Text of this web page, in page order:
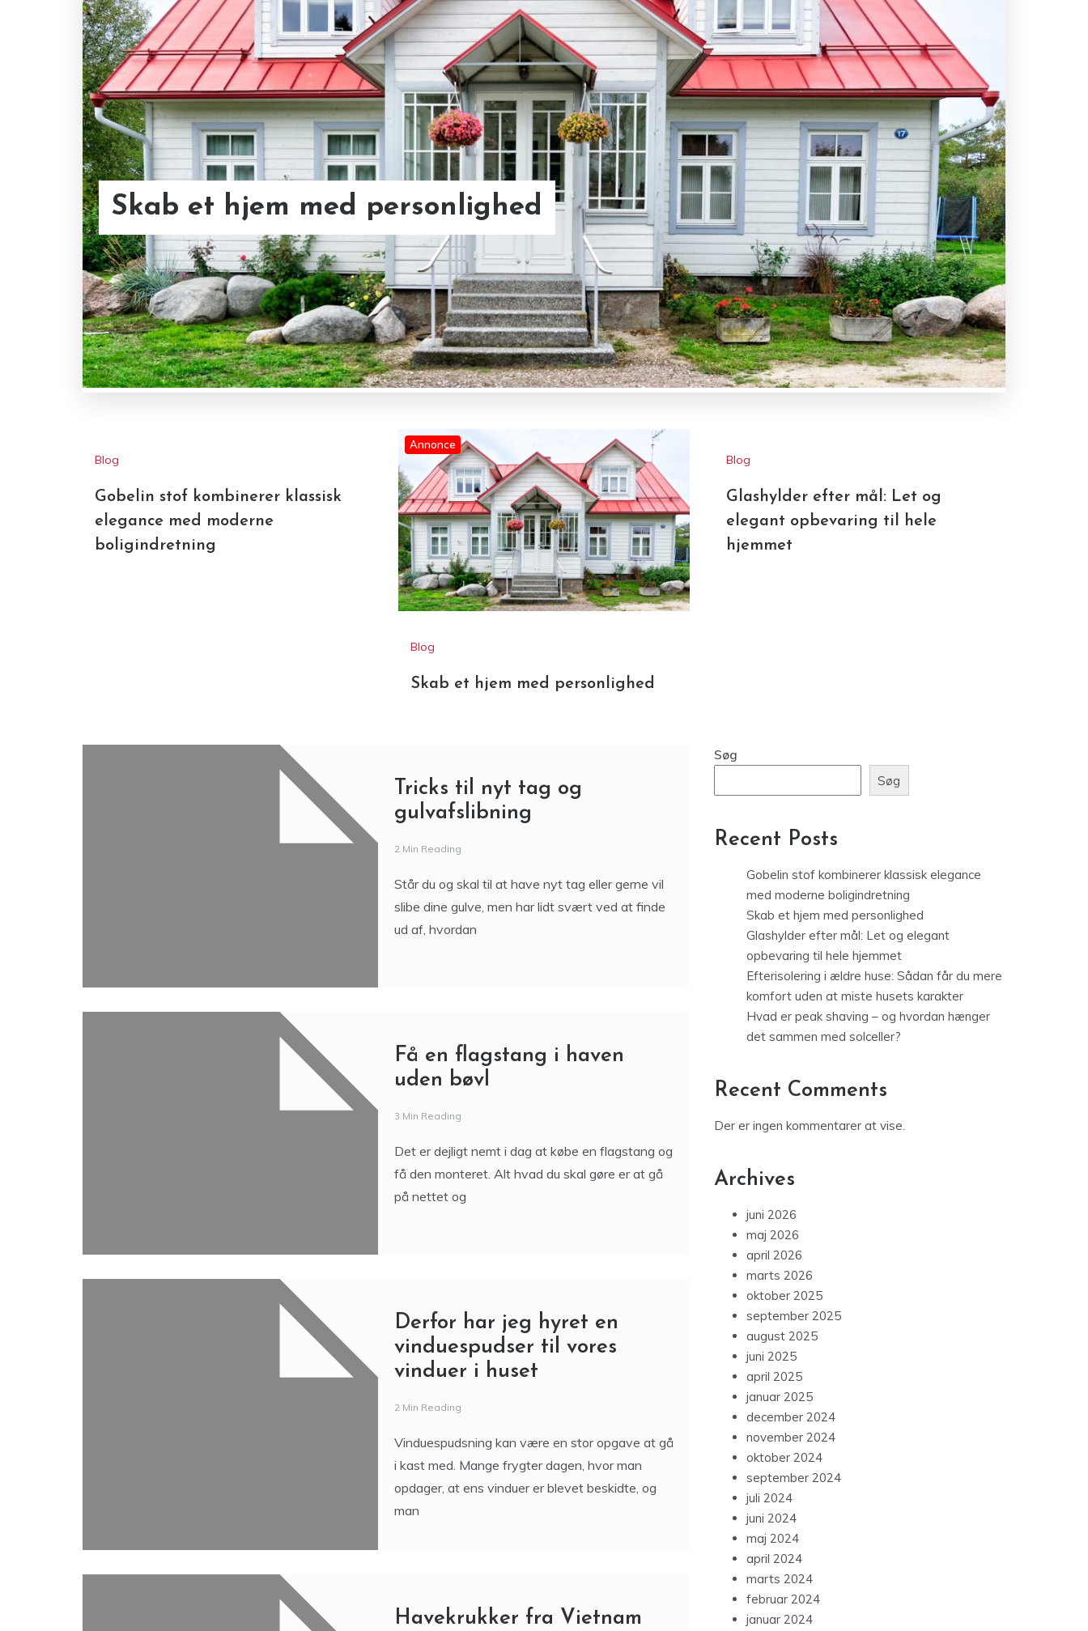
Skab et hjem med personlighed
Blog
Gobelin stof kombinerer klassisk
elegance med moderne
boligindretning
Annonce
Blog
Skab et hjem med personlighed
Blog
Glashylder efter mål: Let og
elegant opbevaring til hele
hjemmet
Tricks til nyt tag og
gulvafslibning
2 Min Reading
Står du og skal til at have nyt tag eller gerne vil
slibe dine gulve, men har lidt svært ved at finde
ud af, hvordan
Få en flagstang i haven
uden bøvl
3 Min Reading
Det er dejligt nemt i dag at købe en flagstang og
få den monteret. Alt hvad du skal gøre er at gå
på nettet og
Derfor har jeg hyret en
vinduespudser til vores
vinduer i huset
2 Min Reading
Vinduespudsning kan være en stor opgave at gå
i kast med. Mange frygter dagen, hvor man
opdager, at ens vinduer er blevet beskidte, og
man
Havekrukker fra Vietnam
Søg
Søg
Recent Posts
Gobelin stof kombinerer klassisk elegance
med moderne boligindretning
Skab et hjem med personlighed
Glashylder efter mål: Let og elegant
opbevaring til hele hjemmet
Efterisolering i ældre huse: Sådan får du mere
komfort uden at miste husets karakter
Hvad er peak shaving – og hvordan hænger
det sammen med solceller?
Recent Comments
Der er ingen kommentarer at vise.
Archives
juni 2026
maj 2026
april 2026
marts 2026
oktober 2025
september 2025
august 2025
juni 2025
april 2025
januar 2025
december 2024
november 2024
oktober 2024
september 2024
juli 2024
juni 2024
maj 2024
april 2024
marts 2024
februar 2024
januar 2024